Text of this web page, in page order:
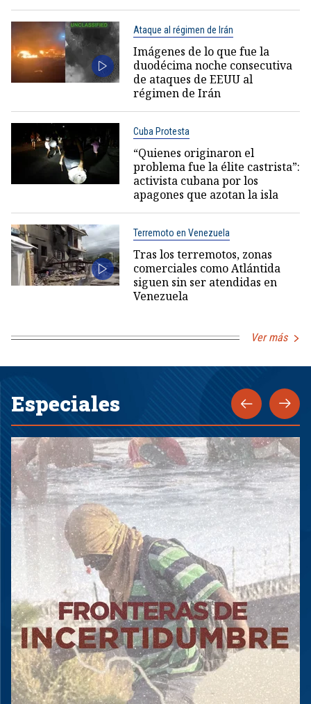
Ataque al régimen de Irán
Imágenes de lo que fue la
duodécima noche consecutiva
de ataques de EEUU al
régimen de Irán
Cuba Protesta
“Quienes originaron el
problema fue la élite castrista”:
activista cubana por los
apagones que azotan la isla
Terremoto en Venezuela
Tras los terremotos, zonas
comerciales como Atlántida
siguen sin ser atendidas en
Venezuela
Ver más
Especiales